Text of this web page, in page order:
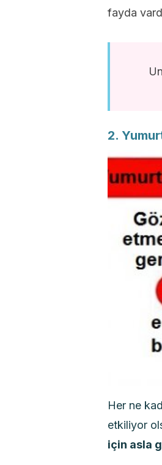
fayda
2.
Her ne
etkiliyor
için asla